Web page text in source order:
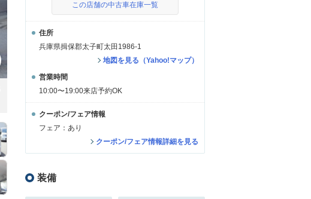
この店舗の中古車在庫一覧
住所
兵庫県揖保郡太子町太田1986-1
地図を見る（Yahoo!マップ）
営業時間
10:00〜19:00来店予約OK
クーポン/フェア情報
フェア：あり
クーポン/フェア情報詳細を見る
装備